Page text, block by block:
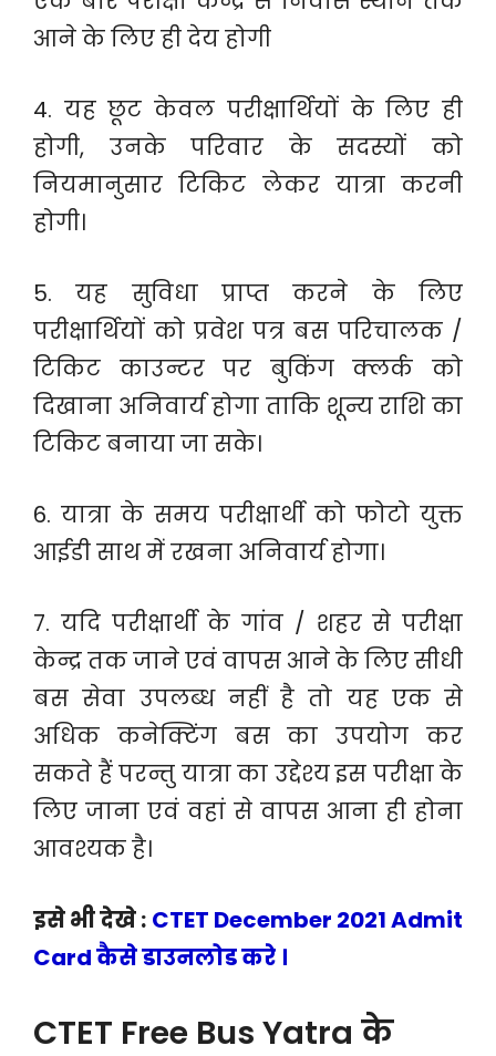
आने के लिए ही देय होगी
4. यह छूट केवल परीक्षार्थियों के लिए ही
होगी, उनके परिवार के सदस्यों को
नियमानुसार टिकिट लेकर यात्रा करनी
होगी।
5. यह सुविधा प्राप्त करने के लिए
परीक्षार्थियों को प्रवेश पत्र बस परिचालक /
टिकिट काउन्टर पर बुकिंग क्लर्क को
दिखाना अनिवार्य होगा ताकि शून्य राशि का
टिकिट बनाया जा सके।
6. यात्रा के समय परीक्षार्थी को फोटो युक्त
आईडी साथ में रखना अनिवार्य होगा।
7. यदि परीक्षार्थी के गांव / शहर से परीक्षा
केन्द्र तक जाने एवं वापस आने के लिए सीधी
बस सेवा उपलब्ध नहीं है तो यह एक से
अधिक कनेक्टिंग बस का उपयोग कर
सकते हैं परन्तु यात्रा का उद्देश्य इस परीक्षा के
लिए जाना एवं वहां से वापस आना ही होना
आवश्यक है।
इसे भी देखे : CTET December 2021 Admit
Card कैसे डाउनलोड करे ।
CTET Free Bus Yatra के